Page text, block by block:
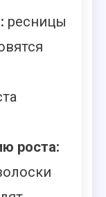
ресницы
роста: